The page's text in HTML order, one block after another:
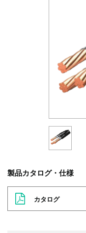
製品カタログ・仕様
カタログ